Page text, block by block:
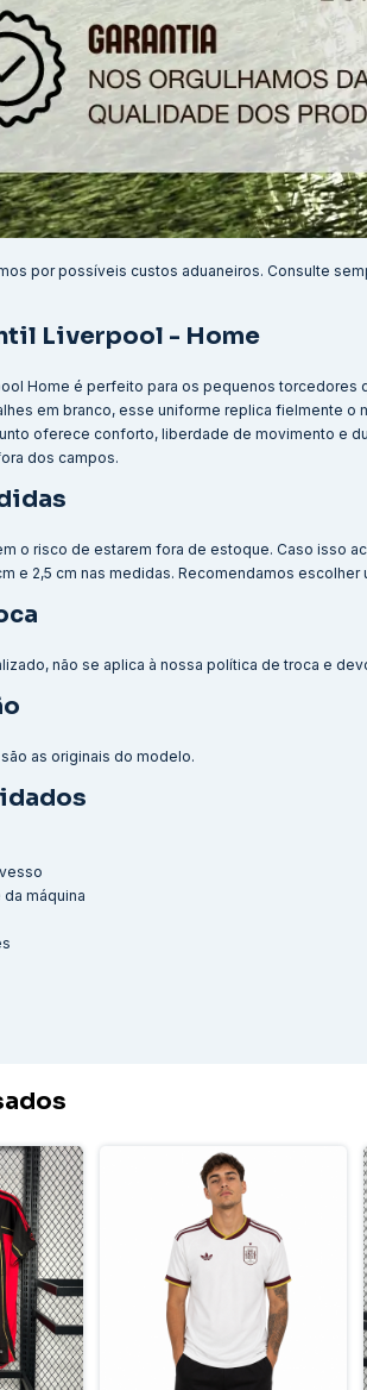
por possíveis custos aduaneiros. Consulte
Liverpool - Home
Home é perfeito para os pequenos torcedores
em branco, esse uniforme replica fielmente
oferece conforto, liberdade de movimento e
dos campos.
o risco de estarem fora de estoque. Caso isso
e 2,5 cm nas medidas. Recomendamos
não se aplica à nossa política de troca e
as originais do modelo.
máquina